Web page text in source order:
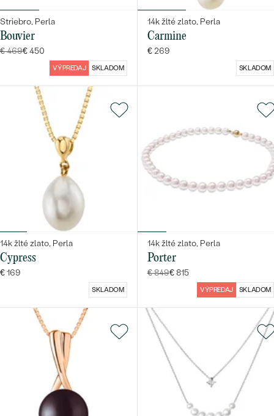
Striebro, Perla
Bouvier
€ 469€ 450
VÝPREDAJ SKLADOM
14k žlté zlato, Perla
Carmine
€ 269
SKLADOM
14k žlté zlato, Perla
Cypress
€ 169
SKLADOM
14k žlté zlato, Perla
Porter
€ 849€ 815
VÝPREDAJ SKLADOM